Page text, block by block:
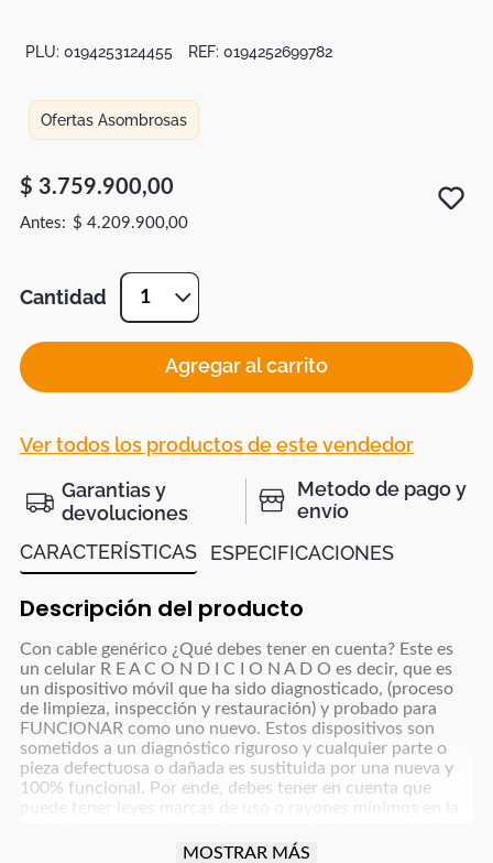
PLU: 0194253124455 REF: 0194252699782
Ofertas Asombrosas
$ 3.759.900,00
$ 4.209.900,00
Cantidad 1
Agregar al carrito
Ver todos los productos de este vendedor
Garantias y
devoluciones
Metodo de pago y
envío
CARACTERÍSTICAS
ESPECIFICACIONES
Descripción del producto
Con cable genérico ¿Qué debes tener en cuenta? Este es
un celular R E A C O N D I C I O N A D O es decir, que es
un dispositivo móvil que ha sido diagnosticado, (proceso
de limpieza, inspección y restauración) y probado para
FUNCIONAR como uno nuevo. Estos dispositivos son
sometidos a un diagnóstico riguroso y cualquier parte o
pieza defectuosa o dañada es sustituida por una nueva y
100% funcional. Por ende, debes tener en cuenta que
su desempeño funcional. La batería de estos equipos es
MOSTRAR MÁS